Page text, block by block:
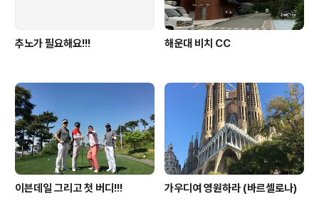
추노가 필요해요!!! 해운대 비치 CC
이븐데일 그리고 첫 버디!!! 가우디여 영원하라 (바르셀로나)